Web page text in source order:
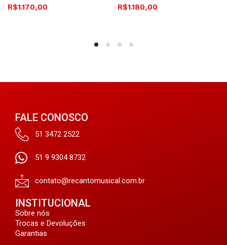
R$1.170,00 R$1.180,00
FALE CONOSCO
51 3472 2522
51 9 9304 8732
contato@recantomusical.com.br
INSTITUCIONAL
Sobre nós
Trocas e Devoluções
Garantias